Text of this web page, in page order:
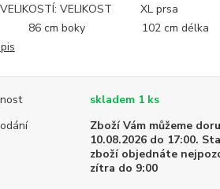
VELIKOSTÍ: VELIKOST XL
cm boky 102 cm
skladem 1 ks
Zboží Vám můžeme
10.08.2026 do 17:00.
zboží objednáte
zítra do 9:00